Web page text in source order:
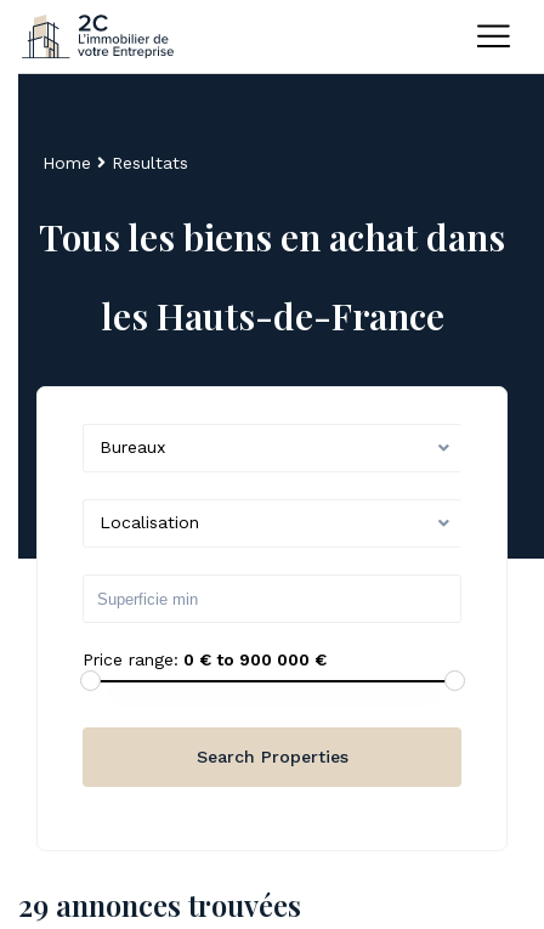
Home Resultats
Tous les biens en achat dans
les Hauts-de-France
Bureaux
Localisation
Price range: 0 € to 900 000 €
29 annonces trouvées